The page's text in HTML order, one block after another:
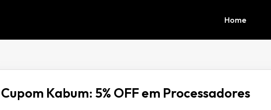
Home
Cupom Kabum: 5% OFF em Processadores